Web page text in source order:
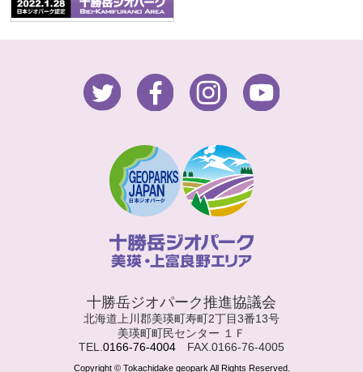
十勝岳ジオパーク推進協議会
北海道上川郡美瑛町寿町2丁目3番13号
美瑛町町民センター １Ｆ
TEL.0166-76-4004 FAX.0166-76-4005
Copyright © Tokachidake geopark All Rights Reserved.